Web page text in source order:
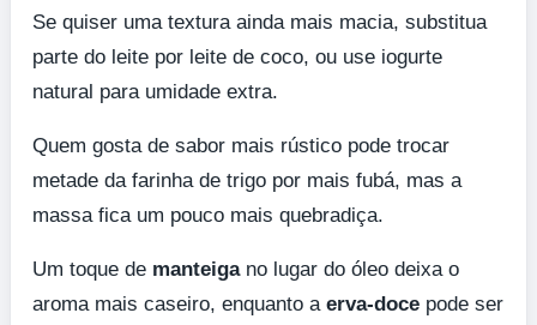
Se quiser uma textura ainda mais macia, substitua
parte do leite por leite de coco, ou use iogurte
natural para umidade extra.
Quem gosta de sabor mais rústico pode trocar
metade da farinha de trigo por mais fubá, mas a
massa fica um pouco mais quebradiça.
Um toque de manteigano lugar do óleo deixa o
aroma mais caseiro, enquanto a erva-doce pode ser